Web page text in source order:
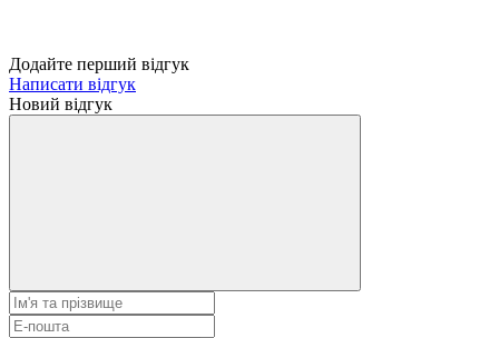
Додайте перший відгук
Написати відгук
Новий відгук